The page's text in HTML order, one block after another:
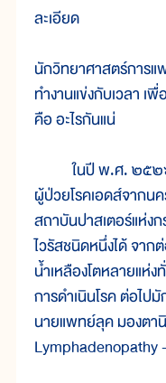
ละเอียด
นักวิทยาศาสตร์การ
ทำงานแข่งกับเวลา เ
คือ อะไรกันแน่
ในปี พ.ศ. ๒๕๒๖
ผู้ป่วยโรคเอดส์จากน
สถาบันปาสเตอร์แห่งก
ไวรัสชนิดหนึ่งได้ จา
น้ำเหลืองโตหลายแห่ง
การดำเนินโรค ต่อไป
นายแพทย์ลุค มองตานิ
Lymphadenopathy